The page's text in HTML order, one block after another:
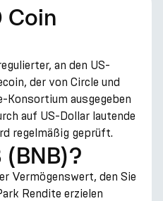
Coin
an den US-
der von Circle und
Konsortium ausgegeben
auf US-Dollar lautende
regelmäßig geprüft.
(BNB)?
Vermögenswert, den Sie
Rendite erzielen